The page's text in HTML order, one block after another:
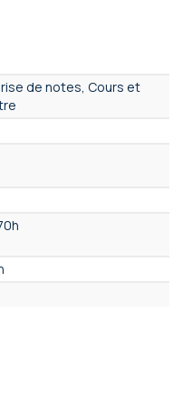
de notes, Cours et